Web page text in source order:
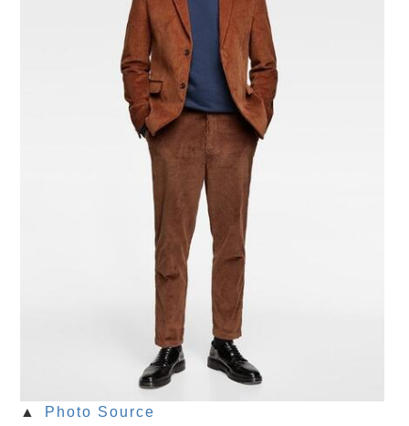
▲ Photo Source